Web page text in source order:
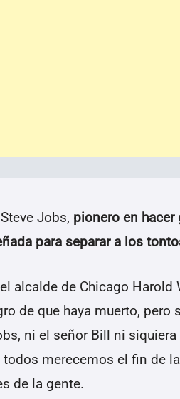
Jobs, pionero en
para separar a los
alcalde de Chicago
de que haya muerto, pero
ni el señor Bill ni
todos merecemos el fin de
de la gente.